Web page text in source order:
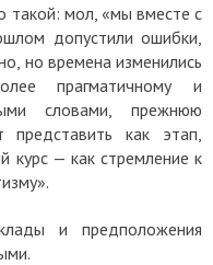
такой: мол, «мы вместе с
допустили ошибки,
но времена изменились
прагматичному и
словами, прежнюю
как этап,
курс — как стремление к
и предположения